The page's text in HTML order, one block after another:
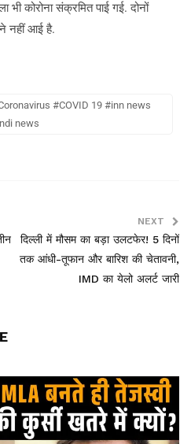
भी कोरोना संक्रमित पाई गई. दोनों
नहीं आई है.
#COVID 19 #inn news
news
NEXT
दिल्ली में मौसम का बड़ा उलटफेर! 5 दिनों
तक आंधी-तूफान और बारिश की चेतावनी,
IMD का येलो अलर्ट जारी